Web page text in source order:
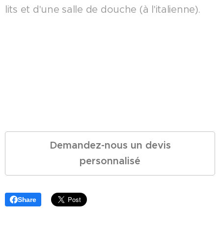
lits et d'une salle de douche (à l'italienne).
Demandez-nous un devis
personnalisé
Share